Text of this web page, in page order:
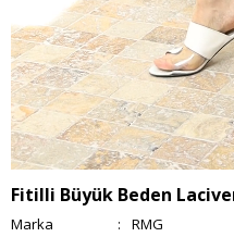
Fitilli Büyük Beden
Marka :
RMG